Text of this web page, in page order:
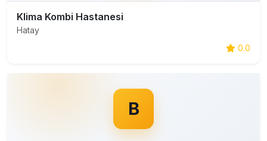
Klima Kombi Hastanesi
Hatay
0.0
B